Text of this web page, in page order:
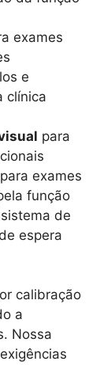
exames
e
clínica
para
para exames
função
de
espera
calibração
a
Nossa